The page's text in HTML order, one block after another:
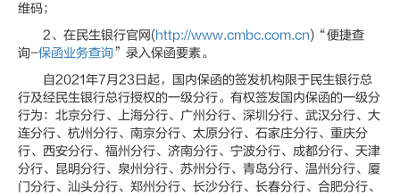
维码；
2、在民生银行官网(http://www.cmbc.com.cn)“便捷查
询-保函业务查询”录入保函要素。
自2021年7月23日起，国内保函的签发机构限于民生银行总
行及经民生银行总行授权的一级分行。有权签发国内保函的一级分
行为：北京分行、上海分行、广州分行、深圳分行、武汉分行、大
连分行、杭州分行、南京分行、太原分行、石家庄分行、重庆分
行、西安分行、福州分行、济南分行、宁波分行、成都分行、天津
分行、昆明分行、泉州分行、苏州分行、青岛分行、温州分行、厦
门分行、汕头分行、郑州分行、长沙分行、长春分行、合肥分行、